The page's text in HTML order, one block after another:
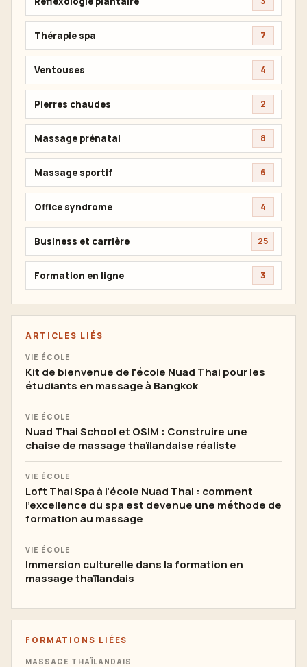
Thérapie spa 7
Ventouses 4
Pierres chaudes 2
Massage prénatal 8
Massage sportif 6
Office syndrome 4
Business et carrière 25
Formation en ligne 3
ARTICLES LIÉS
VIE ÉCOLE
Kit de bienvenue de l'école Nuad Thai pour les
étudiants en massage à Bangkok
VIE ÉCOLE
Nuad Thai School et OSIM : Construire une
chaise de massage thaïlandaise réaliste
VIE ÉCOLE
Loft Thai Spa à l'école Nuad Thai : comment
l'excellence du spa est devenue une méthode de
formation au massage
VIE ÉCOLE
Immersion culturelle dans la formation en
massage thaïlandais
FORMATIONS LIÉES
MASSAGE THAÏLANDAIS